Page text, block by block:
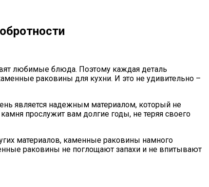
любимые блюда. Поэтому каждая деталь
раковины для кухни. И это не удивительно –
является надежным материалом, который не
прослужит вам долгие годы, не теряя своего
материалов, каменные раковины намного
раковины не поглощают запахи и не впитывают